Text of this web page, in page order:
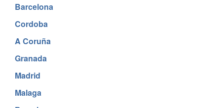
Barcelona
Cordoba
A Coruña
Granada
Madrid
Malaga